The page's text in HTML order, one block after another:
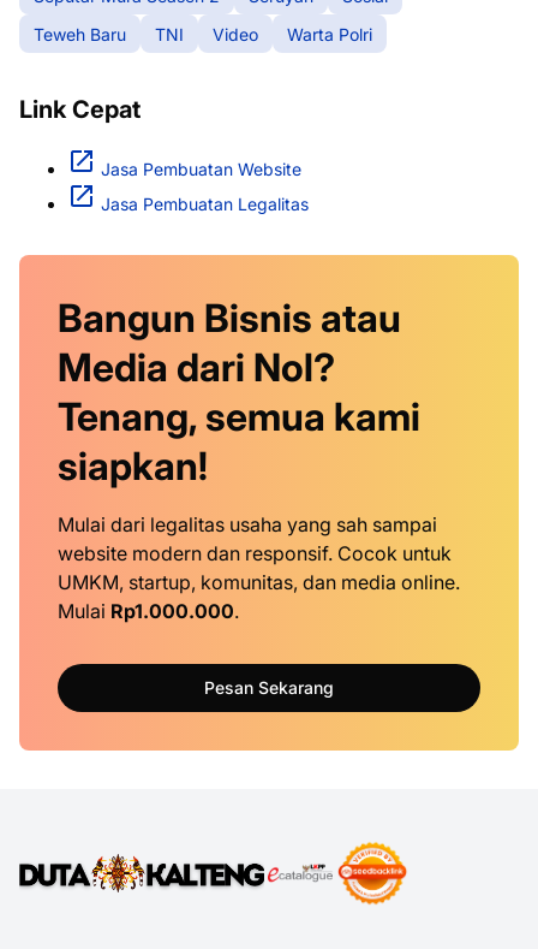
Teweh Baru
TNI Video Warta Polri
Link Cepat
Jasa Pembuatan Website
Jasa Pembuatan Legalitas
Bangun Bisnis atau
Media dari Nol?
Tenang, semua kami
siapkan!
Mulai dari legalitas usaha yang sah sampai
website modern dan responsif. Cocok untuk
UMKM, startup, komunitas, dan media online.
Mulai Rp1.000.000.
Pesan Sekarang